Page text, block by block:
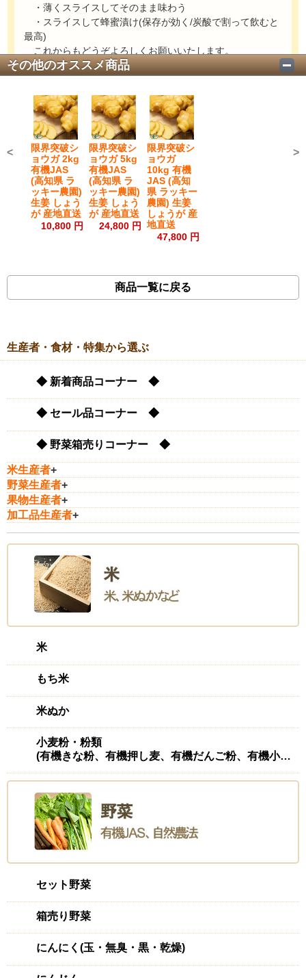
・薄くスライスしてそのまま味わう
・スライスして蜂蜜漬け(保存が効く/炭酸で割って飲むと
最高)
これからもどうぞよろしくお願いいたします。
初めて!
2026/05/16 投稿者：violet
おすすめレベル：
初めて頂きました。長年のショウガとのお付き合いの中で、
これまでのショウガのimageと全く異なる発見をした気持ち
です。薄くスライスしてそのまま頂いて … 香りを楽しん
で、奥深い味わいを楽しんでおります。見た目もツヤツヤと
綺麗で、お願いして本当に良かったと思います。ありがとう
ございます。
秀逸な香りです
2025/04/10 投稿者：ターコイズ
辛みではないこのお味。
紅茶に入れても、ご案内の中にあったしょうがご飯にして
も、別世界の美味しさになります。
リピーターです
2025/03/19 投稿者：コロコロ
市販の生姜を買うのをやめました。
ビッグな生姜にびっくり
生姜は漬物 味噌汁 飲み物他、色々入れ美味しく楽しく利
用して居ます。丸ごと使えるのが嬉しいです。安心安全な商
ご馳走様でした!
おすすめレベル：★★★★★
とてもきれいで、割った時の音にもビックリしました。色々
と使って美味しくいただきました。生姜湯、大好きです。ま
たお願い致します。ありがとうございました。
美味しい!
おすすめレベル：
生姜が苦手で、少しでも料理に使われていると食べられない
購入したところ、すごく食べやすくて苦手から少しは大丈夫
までになりました!
爽やかな香り
2024/01/18 投稿者：マナゴ
その他のオススメ商品
限界突破シ
ョウガ 2kg
有機JAS
(高知県 ラ
ッキー農園)
生姜 しょう
が 産地直送
10,800 円
限界突破シ
ョウガ 5kg
有機JAS
(高知県 ラ
ッキー農園)
生姜 しょう
が 産地直送
24,800 円
限界突破シ
ョウガ
10kg 有機
JAS (高知
県 ラッキー
農園) 生姜
しょうが 産
地直送
47,800 円
< >
商品一覧に戻る
生産者・食材・特集から選ぶ
◆ 新着商品コーナー ◆
◆ セール品コーナー ◆
◆ 野菜箱売りコーナー ◆
米生産者+
野菜生産者+
果物生産者+
加工品生産者+
米
もち米
米ぬか
小麦粉・粉類
(有機きな粉、有機押し麦、有機だんご粉、有機小麦粉(強力)、有機ふすま、有機もち麦
セット野菜
箱売り野菜
にんにく(玉・無臭・黒・乾燥)